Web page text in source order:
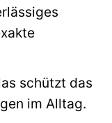
schützt das
im Alltag.